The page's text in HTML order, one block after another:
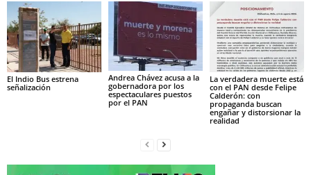
El Indio Bus estrena
señalización
Andrea Chávez acusa a la
gobernadora por los
espectaculares puestos
por el PAN
La verdadera muerte está
con el PAN desde Felipe
Calderón: con
propaganda buscan
engañar y distorsionar la
realidad